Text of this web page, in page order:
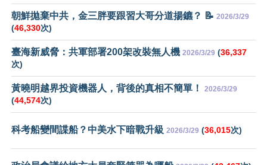
朝鮮拋棄中共，金三胖要跟習大哥分道揚鑣？ 📝 2026/3/29
(46,330次)
臺海新威脅：共軍部署200架改裝無人機 2026/3/29 (36,337
次)
黃曉明越界投資機器人，背後的真相不簡單！ 2026/3/29
(44,574次)
科考船變間諜船？中美水下暗戰升級 2026/3/29 (36,015次)